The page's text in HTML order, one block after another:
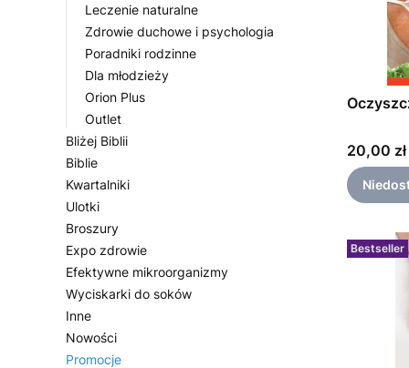
Leczenie naturalne
Zdrowie duchowe i psychologia
Poradniki rodzinne
Dla młodzieży
Orion Plus
Outlet
Bliżej Biblii
Biblie
Kwartalniki
Ulotki
Broszury
Expo zdrowie
Efektywne mikroorganizmy
Wyciskarki do soków
Inne
Nowości
Promocje
Cena
20,00 zł
Bestseller